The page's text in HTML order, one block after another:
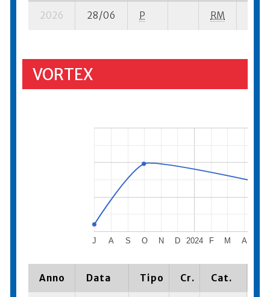
2026 28/06 P RM
VORTEX
2024
J A S O N D F M A
Anno Data Tipo Cr. Cat.